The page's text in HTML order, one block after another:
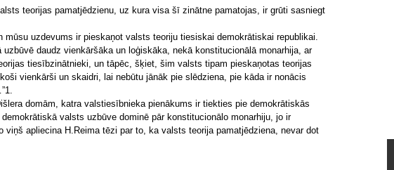
teorijas pamatjēdzienu, uz kura visa šī zinātne pamatojas, ir grūti sasniegt
mūsu uzdevums ir pieskaņot valsts teoriju tiesiskai demokrātiskai republikai.
uzbūvē daudz vienkāršāka un loģiskāka, nekā konstitucionālā monarhija, ar
tiesībzinātnieki, un tāpēc, šķiet, šim valsts tipam pieskaņotas teorijas
vienkārši un skaidri, lai nebūtu jānāk pie slēdziena, pie kāda ir nonācis
domām, katra valstiesībnieka pienākums ir tiekties pie demokrātiskās
valsts uzbūve dominē pār konstitucionālo monarhiju, jo ir
viņš apliecina H.Reima tēzi par to, ka valsts teorija pamatjēdziena, nevar dot